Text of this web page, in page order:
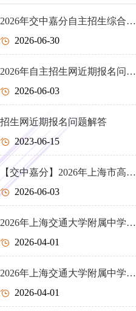
2026年交中嘉分自主招生综合…
2026-06-30
2026年自主招生网近期报名问…
2026-06-03
招生网近期报名问题解答
2023-06-15
【交中嘉分】2026年上海市高…
2026-06-03
2026年上海交通大学附属中学…
2026-04-01
2026年上海交通大学附属中学…
2026-04-01